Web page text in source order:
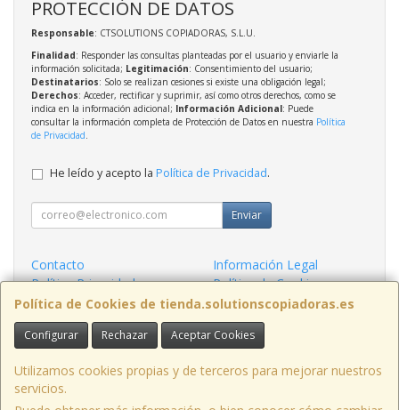
Política de Cookies de tienda.solutionscopiadoras.es
Configurar Rechazar Aceptar Cookies
Utilizamos cookies propias y de terceros para mejorar nuestros
servicios.
PROTECCIÓN DE DATOS
Responsable: CTSOLUTIONS COPIADORAS, S.L.U.
Finalidad: Responder las consultas planteadas por el usuario y enviarle la
información solicitada; Legitimación: Consentimiento del usuario;
Destinatarios: Solo se realizan cesiones si existe una obligación legal;
Derechos: Acceder, rectificar y suprimir, así como otros derechos, como se
indica en la información adicional; Información Adicional: Puede
consultar la información completa de Protección de Datos en nuestra Política
de Privacidad
He leído y acepto la Política de Privacidad.
Enviar
Contacto
Información Legal
Política Privacidad
Política de Cookies
Condiciones de Compra
Formas de Pago
Contacto
info@solutionscopiadoras.es